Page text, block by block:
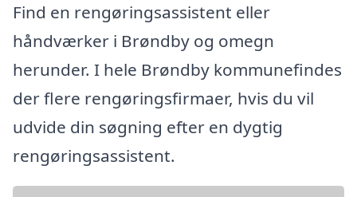
Find en rengøringsassistent eller
håndværker i Brøndby og omegn
herunder. I hele Brøndby kommunefindes
der flere rengøringsfirmaer, hvis du vil
udvide din søgning efter en dygtig
rengøringsassistent.